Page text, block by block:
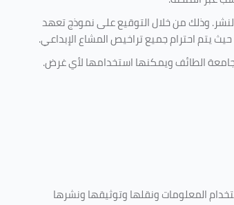
وذلك من خلال التوقيع على نموذج تعهد
يتم احترام جميع تراخيص المشاع الإبداعي.
الطائف ويمكنها استخدامها لأي غرض.
المعلومات ونقلها وتوثيقها ونشرها